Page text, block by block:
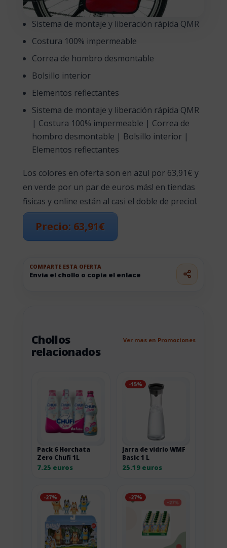
Sistema de montaje y liberación rápida QMR
Costura 100% impermeable
Correa de hombro desmontable
Bolsillo interior
Elementos reflectantes
Sistema de montaje y liberación rápida QMR
| Costura 100% impermeable | Correa de
hombro desmontable | Bolsillo interior |
Elementos reflectantes
Los colores en oferta son en azul por 63,91€ y
en verde por un par de euros más! en tiendas
fisicas y online están al casi el doble de precio!.
Precio: 63,91€
COMPARTE ESTA OFERTA
Envia el chollo o copia el enlace
Chollos
relacionados
Ver mas en Promociones
Pack 6 Horchata
Zero Chufi 1L
7.25 euros
-15%
Jarra de vidrio WMF
Basic 1 L
25.19 euros
-27% -27%